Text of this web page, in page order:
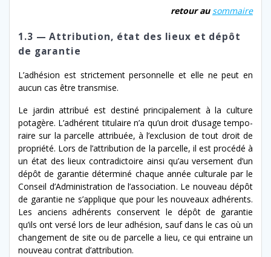
retour au som­maire
1.3 — Attribution, état des lieux et dépôt
de garantie
L’adhésion est stricte­ment per­son­nelle et elle ne peut en
aucun cas être transmise.
Le jardin attribué est des­tiné prin­ci­pale­ment à la cul­ture
potagère. L’adhérent tit­u­laire n’a qu’un droit d’usage tem­po­
raire sur la par­celle attribuée, à l’ex­clu­sion de tout droit de
pro­priété. Lors de l’attribution de la par­celle, il est procédé à
un état des lieux con­tra­dic­toire ain­si qu’au verse­ment d’un
dépôt de garantie déter­miné chaque année cul­tur­ale par le
Conseil d’Administration de l’as­so­ci­a­tion. Le nou­veau dépôt
de garantie ne s’ap­plique que pour les nou­veaux adhérents.
Les anciens adhérents con­ser­vent le dépôt de garantie
qu’ils ont ver­sé lors de leur adhé­sion, sauf dans le cas où un
change­ment de site ou de par­celle a lieu, ce qui entraine un
nou­veau con­trat d’attribution.